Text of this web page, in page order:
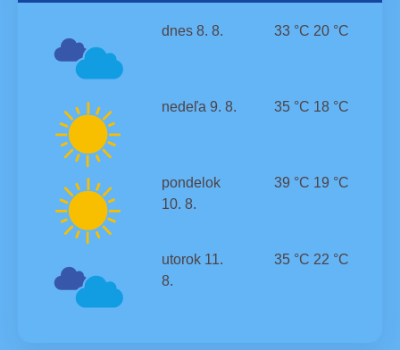
dnes 8. 8. 33 °C 20 °C
nedeľa 9. 8. 35 °C 18 °C
pondelok
10. 8.
39 °C 19 °C
utorok 11.
8.
35 °C 22 °C